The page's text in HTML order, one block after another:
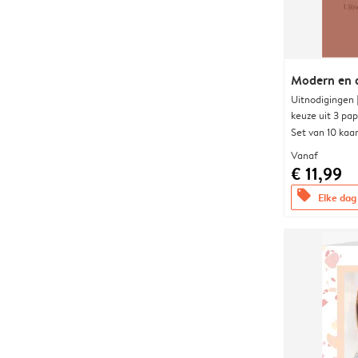
Modern en
keuze uit 3
Set van 10
Vanaf
€ 11,99
offers Elke